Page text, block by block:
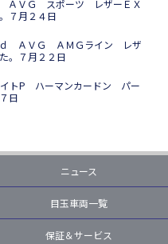
ＡＶＧ スポーツ レザーＥＸ
７月２４日
ＡＶＧ ＡＭＧライン レザ
。７月２２日
トP ハーマンカードン パー
日
ニュース
目玉車両一覧
保証＆サービス